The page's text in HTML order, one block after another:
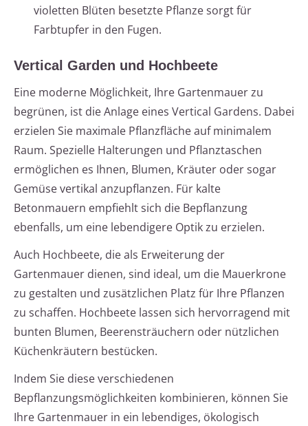
violetten Blüten besetzte Pflanze sorgt für
Farbtupfer in den Fugen.
Vertical Garden und Hochbeete
Eine moderne Möglichkeit, Ihre Gartenmauer zu
begrünen, ist die Anlage eines Vertical Gardens. Dabei
erzielen Sie maximale Pflanzfläche auf minimalem
Raum. Spezielle Halterungen und Pflanztaschen
ermöglichen es Ihnen, Blumen, Kräuter oder sogar
Gemüse vertikal anzupflanzen. Für kalte
Betonmauern empfiehlt sich die Bepflanzung
ebenfalls, um eine lebendigere Optik zu erzielen.
Auch Hochbeete, die als Erweiterung der
Gartenmauer dienen, sind ideal, um die Mauerkrone
zu gestalten und zusätzlichen Platz für Ihre Pflanzen
zu schaffen. Hochbeete lassen sich hervorragend mit
bunten Blumen, Beerensträuchern oder nützlichen
Küchenkräutern bestücken.
Indem Sie diese verschiedenen
Bepflanzungsmöglichkeiten kombinieren, können Sie
Ihre Gartenmauer in ein lebendiges, ökologisch